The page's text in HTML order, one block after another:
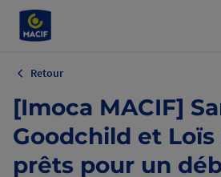
Retour
[Imoca MACIF]
Goodchild et
prêts pour un